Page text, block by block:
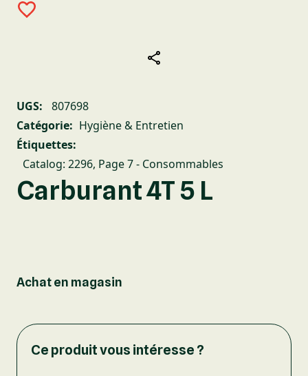
UGS:
807698
Catégorie: Hygiène & Entretien
Étiquettes:
Catalog: 2296, Page 7 - Consommables
Carburant 4T 5 L
Achat en magasin
Ce produit vous intéresse ?